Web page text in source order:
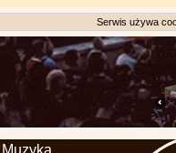
Serwis używa
Muzyka